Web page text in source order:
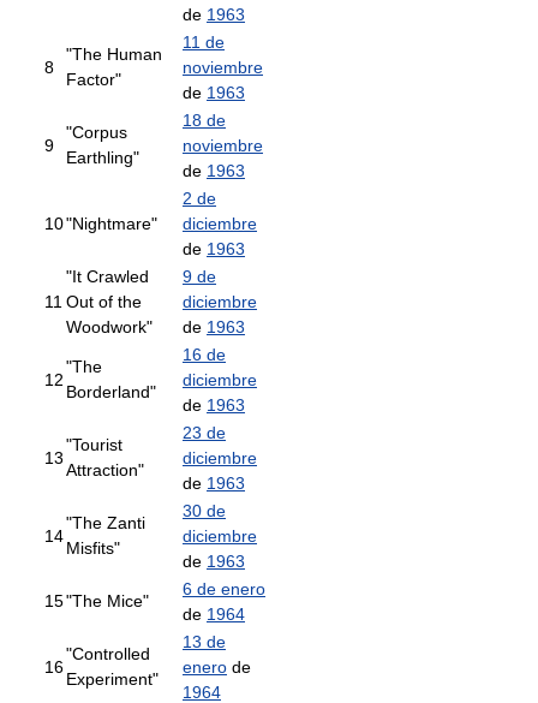
de 1963
8
"The Human
Factor"
11 de
noviembre
de 1963
9
"Corpus
Earthling"
18 de
noviembre
de 1963
10"Nightmare"
2 de
diciembre
de 1963
11
"It Crawled
Out of the
Woodwork"
9 de
diciembre
de 1963
12
"The
Borderland"
16 de
diciembre
de 1963
13
"Tourist
Attraction"
23 de
diciembre
de 1963
14
"The Zanti
Misfits"
30 de
diciembre
de 1963
15"The Mice"
6 de enero
de 1964
16
"Controlled
Experiment"
13 de
enero de
1964